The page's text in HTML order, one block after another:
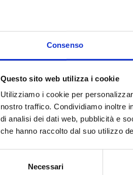
Consenso
Questo sito web utilizza i cookie
Utilizziamo i cookie per
nostro traffico. Condividiamo inoltre
di analisi dei dati web, pubblicità e
che hanno raccolto dal suo utilizzo
Necessari